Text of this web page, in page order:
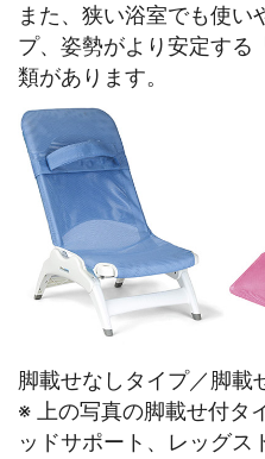
また、狭い浴室でも使い
プ、姿勢がより安定する
類があります。
脚載せなしタイプ／脚載
※ 上の写真の脚載せ付タ
ッドサポート、レッグス